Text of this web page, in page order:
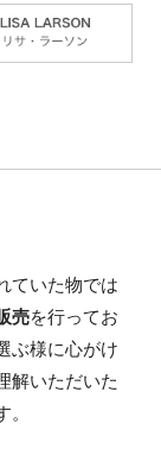
ていた物では
売を行ってお
ぶ様に心がけ
解いただいた
。